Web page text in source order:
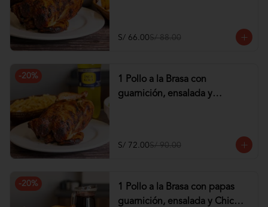
S/ 66.00S/ 88.00
-20%
1 Pollo a la Brasa con
guarnición, ensalada y
S/ 72.00S/ 90.00
-20%
1 Pollo a la Brasa con papas
guarnición, ensalada y Chicha